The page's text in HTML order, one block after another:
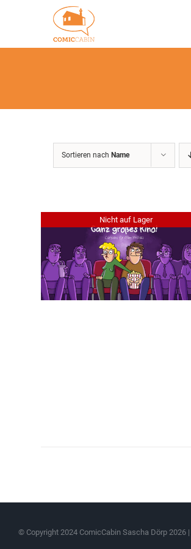
springen
Sortieren nach Name
Nicht auf Lager
© Copyright 2024 ComicCabin Sascha Dörp 2026 |